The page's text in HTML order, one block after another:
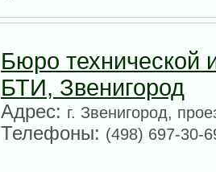
Бюро технической
БТИ, Звенигород
Адрес:г. Звенигород,
Телефоны:(498) 697-30-